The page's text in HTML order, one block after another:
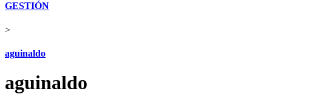
GESTIÓN
>
aguinaldo
aguinaldo